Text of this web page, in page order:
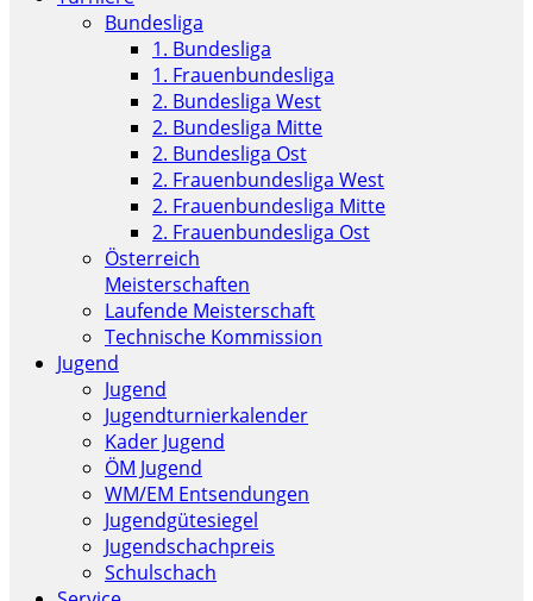
Bundesliga
1. Bundesliga
1. Frauenbundesliga
2. Bundesliga West
2. Bundesliga Mitte
2. Bundesliga Ost
2. Frauenbundesliga West
2. Frauenbundesliga Mitte
2. Frauenbundesliga Ost
Österreich
Meisterschaften
Laufende Meisterschaft
Technische Kommission
Jugend
Jugend
Jugendturnierkalender
Kader Jugend
ÖM Jugend
WM/EM Entsendungen
Jugendgütesiegel
Jugendschachpreis
Schulschach